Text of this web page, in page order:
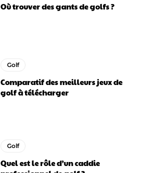
Où trouver des gants de golfs ?
Golf
Comparatif des meilleurs jeux de
golf à télécharger
Golf
Quel est le rôle d’un caddie